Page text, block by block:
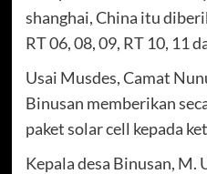
shanghai, China itu
RT 06, 08, 09, RT 10, 11
Usai Musdes, Camat
Binusan memberikan
paket solar cell kepada
Kepala desa Binusan,